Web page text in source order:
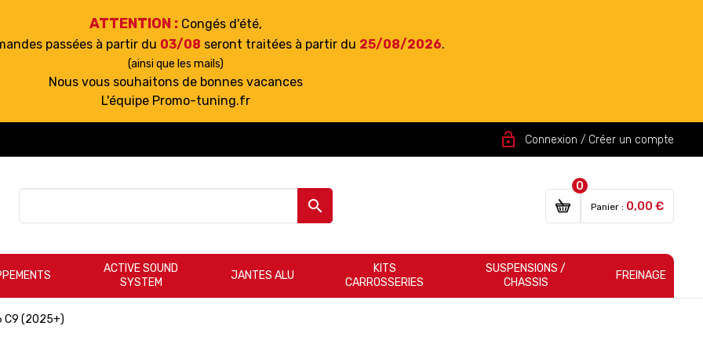
ATTENTION : Congés d'été,
passées à partir du 03/08 seront traitées à partir du 25/08/2026.
(ainsi que les mails)
Nous vous souhaitons de bonnes vacances
L'équipe Promo-tuning.fr
lock_open Connexion / Créer un compte

0
Panier : 0,00 €
ACTIVE SOUND
SYSTEM
JANTES ALU
KITS
CARROSSERIES
SUSPENSIONS /
CHASSIS
FREINAGE
C9 (2025+)